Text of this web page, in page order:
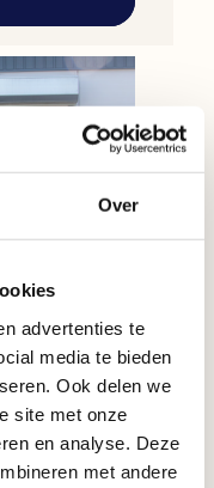
Over
advertenties te
media te bieden
Ook delen we
site met onze
en analyse. Deze
met andere